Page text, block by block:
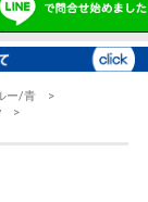
ー/青